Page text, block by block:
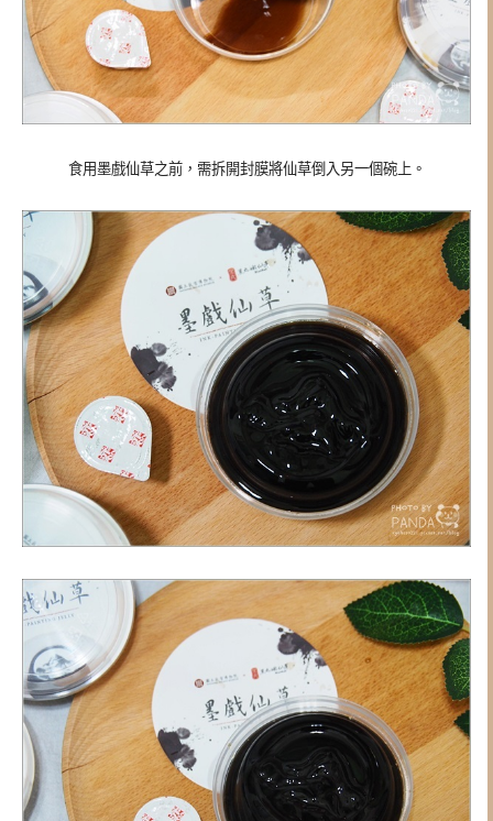
食用墨戲仙草之前，需拆開封膜將仙草倒入另一個碗上。